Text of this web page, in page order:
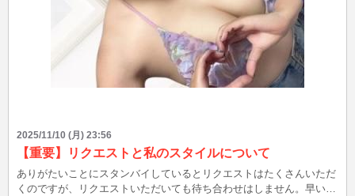
2025/11/10 (月) 23:56
【重要】リクエストと私のスタイルについて
ありがたいことにスタンバイしているとリクエストはたくさんいただ
くのですが、リクエストいただいても待ち合わせはしません。早い者